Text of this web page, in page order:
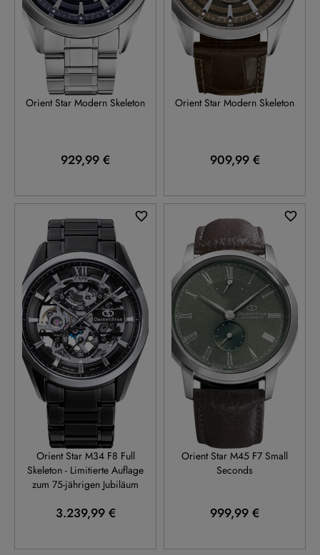
RE-AV0138V
Orient Star Modern Skeleton
929,99 €
RE-AV0139Y
Orient Star Modern Skeleton
909,99 €
RE-AZ0105N
Orient Star M34 F8 Full
Skeleton - Limitierte Auflage
zum 75-jährigen Jubiläum
3.239,99 €
RE-BS0001E
Orient Star M45 F7 Small
Seconds
999,99 €